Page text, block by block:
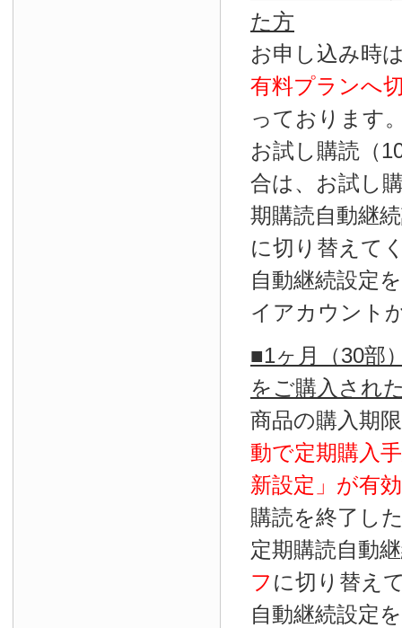
た方
お申し込み時
有料プランへ
っております
お試し購読（
合は、お試し
期購読自動継
に切り替えて
自動継続設定
イアカウント
■1ヶ月（30部
をご購入され
商品の購入期
動で定期購入
新設定」が有効
購読を終了し
定期購読自動
フ に切り替え
自動継続設定